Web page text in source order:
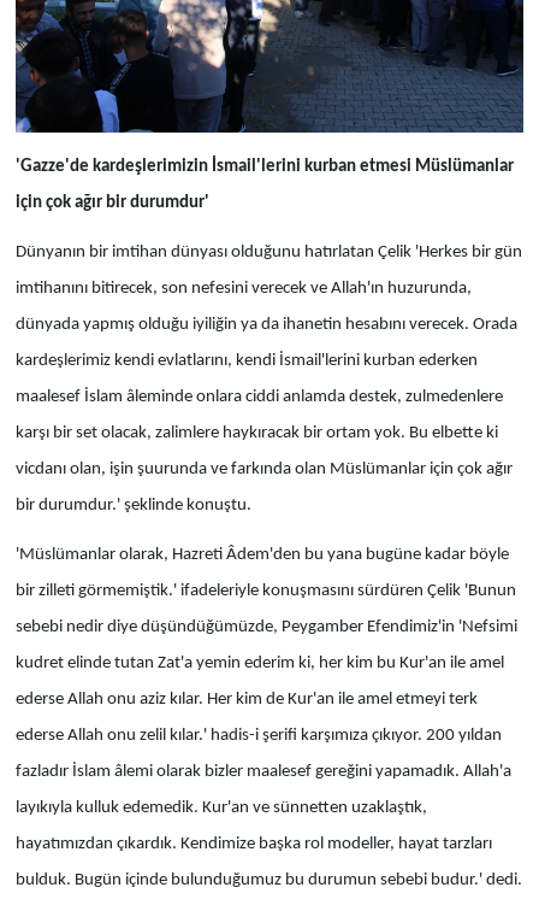
'Gazze'de kardeşlerimizin İsmail'lerini kurban etmesi Müslümanlar
için çok ağır bir durumdur'
Dünyanın bir imtihan dünyası olduğunu hatırlatan Çelik 'Herkes bir gün
imtihanını bitirecek, son nefesini verecek ve Allah'ın huzurunda,
dünyada yapmış olduğu iyiliğin ya da ihanetin hesabını verecek. Orada
kardeşlerimiz kendi evlatlarını, kendi İsmail'lerini kurban ederken
maalesef İslam âleminde onlara ciddi anlamda destek, zulmedenlere
karşı bir set olacak, zalimlere haykıracak bir ortam yok. Bu elbette ki
vicdanı olan, işin şuurunda ve farkında olan Müslümanlar için çok ağır
bir durumdur.' şeklinde konuştu.
'Müslümanlar olarak, Hazreti Âdem'den bu yana bugüne kadar böyle
bir zilleti görmemiştik.' ifadeleriyle konuşmasını sürdüren Çelik 'Bunun
sebebi nedir diye düşündüğümüzde, Peygamber Efendimiz'in 'Nefsimi
kudret elinde tutan Zat'a yemin ederim ki, her kim bu Kur'an ile amel
ederse Allah onu aziz kılar. Her kim de Kur'an ile amel etmeyi terk
ederse Allah onu zelil kılar.' hadis-i şerifi karşımıza çıkıyor. 200 yıldan
fazladır İslam âlemi olarak bizler maalesef gereğini yapamadık. Allah'a
layıkıyla kulluk edemedik. Kur'an ve sünnetten uzaklaştık,
hayatımızdan çıkardık. Kendimize başka rol modeller, hayat tarzları
bulduk. Bugün içinde bulunduğumuz bu durumun sebebi budur.' dedi.